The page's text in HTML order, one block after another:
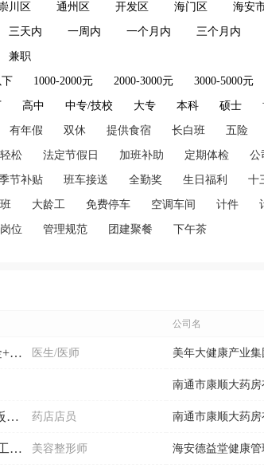
川区 通州区 开发区 海门区 海安
三天内 一周内 一个月内 三个月内
兼职
下 1000-2000元 2000-3000元 3000-5000元
高中 中专/技校 大专 本科 硕士
有年假 双休 提供食宿 长白班 五险
松 法定节假日 加班补助 定期体检 公
节补贴 班车接送 全勤奖 生日福利 十
大龄工 免费停车 空调车间 计件
位 管理规范 团建聚餐 下午茶
公司名
耳鼻喉科体检医师（五险一金+长白班+法定假日） 医生/医师 美年大健康产业集
南通市康顺大药房
药店营业员(农场，苏通园区板块） 药店店员 南通市康顺大药房
海安美容美体师（节日福利+工作餐） 美容整形师 海安德益堂健康